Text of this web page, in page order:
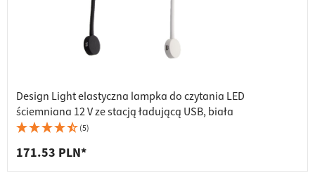
Design Light elastyczna lampka do czytania LED
ściemniana 12 V ze stacją ładującą USB, biała
(5)
171.53 PLN*